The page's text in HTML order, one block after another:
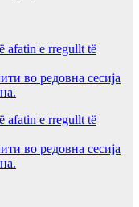
afatin e rregullt të
во редовна сесија
afatin e rregullt të
во редовна сесија